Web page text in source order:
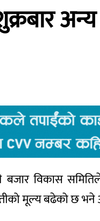
बजार विकास
मूल्य बढेको छ भने